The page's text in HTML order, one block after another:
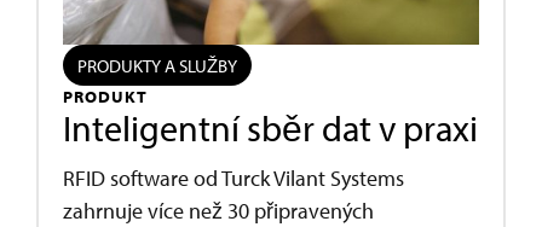
PRODUKTY A SLUŽBY
PRODUKT
Inteligentní sběr dat v praxi
RFID software od Turck Vilant Systems
zahrnuje více než 30 připravených